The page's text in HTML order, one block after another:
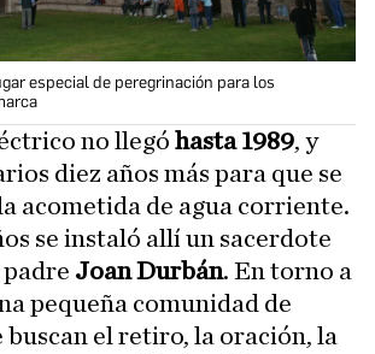
especial de peregrinación para los
no llegó hasta 1989, y
diez años más para que se
acometida de agua corriente.
se instaló allí un sacerdote
padre Joan Durbán. En torno a
pequeña comunidad de
buscan el retiro, la oración, la